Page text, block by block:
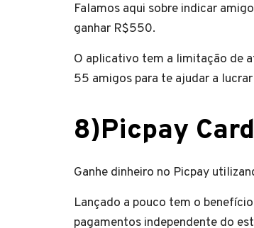
Falamos aqui sobre indicar
ganhar R$550.
O aplicativo tem a limitação de
55 amigos para te ajudar a
8)Picpay Card
Ganhe dinheiro no Picpay
Lançado a pouco tem o
pagamentos independente do